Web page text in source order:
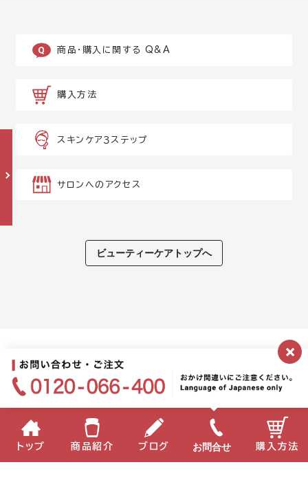
商品・購入に関する Q&A
購入方法
スキンケア３ステップ
サロンへのアクセス
ビューティーケアトップへ
×
トップ 商品紹介 ブログ お問合せ 購入方法